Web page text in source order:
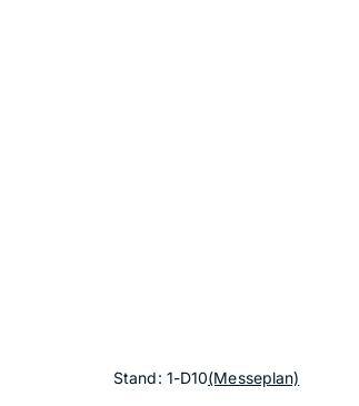
Stand: 1-D10(Messeplan)